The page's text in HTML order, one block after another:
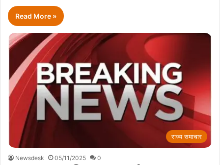
Read More »
राज्य समाचार
Newsdesk 05/11/2025 0